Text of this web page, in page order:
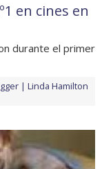
en cines en
durante el primer
Linda Hamilton